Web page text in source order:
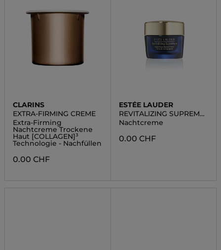
CLARINS
EXTRA-FIRMING CREME
Extra-Firming
Nachtcreme Trockene
Haut [COLLAGEN]³
Technologie - Nachfüllen
0.00 CHF
ESTÉE LAUDER
REVITALIZING SUPREME
+ NIGHT POWER
Nachtcreme
0.00 CHF